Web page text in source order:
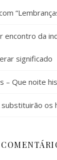
encontro da
significado
– Que noite
os